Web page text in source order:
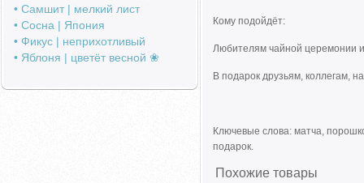
Кому подойдёт:
Любителям чайной церемонии
В подарок друзьям, коллегам,
Ключевые слова: матча,
подарок.
Похожие товары
• Самшит | мелкий лист
• Сосна | Япония
• Фикус | неприхотливый
• Яблоня | цветёт весной ❀